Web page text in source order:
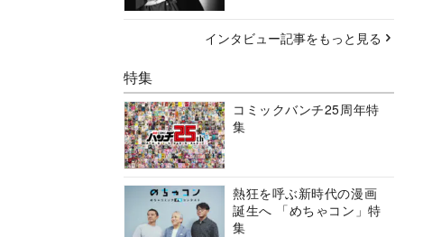
インタビュー記事をもっと見る
特集
コミックバンチ25周年特
集
熱狂を呼ぶ新時代の漫画
誕生へ 「めちゃコン」特
集